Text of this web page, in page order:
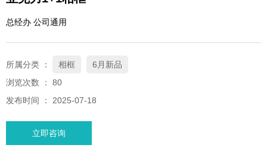
总经办 公司通用
所属分类 ： 相框
6月新品
浏览次数 ： 80
发布时间 ： 2025-07-18
立即咨询